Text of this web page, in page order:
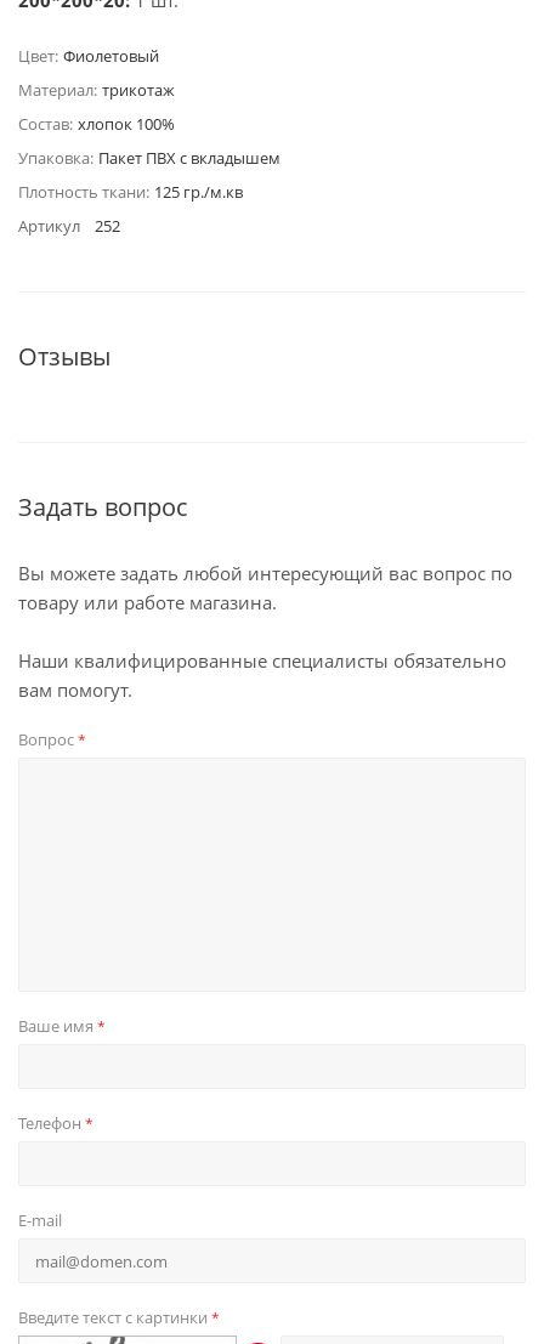
Цвет: Фиолетовый
Материал: трикотаж
Состав: хлопок 100%
Упаковка: Пакет ПВХ с вкладышем
Плотность ткани: 125 гр./м.кв
Артикул
252
Отзывы
Задать вопрос
Вы можете задать любой интересующий вас вопрос по
товару или работе магазина.
Наши квалифицированные специалисты обязательно
вам помогут.
Вопрос*
Ваше имя *
Телефон *
E-mail
Введите текст с картинки *